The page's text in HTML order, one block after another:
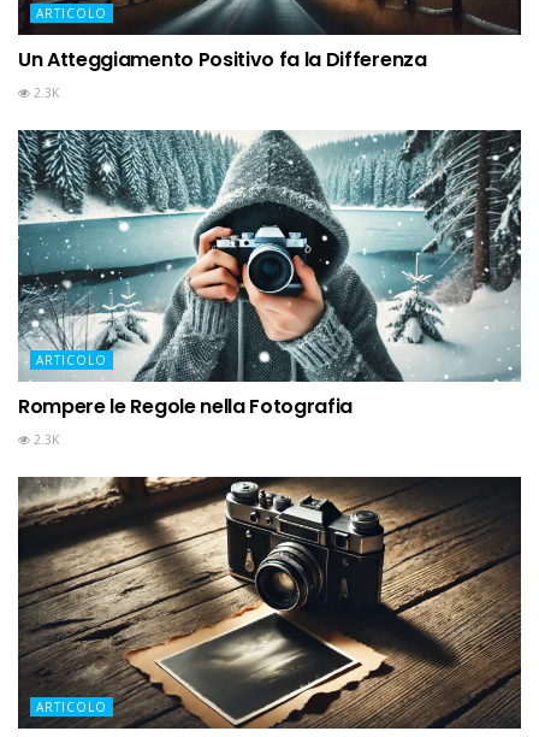
ARTICOLO
Un Atteggiamento Positivo fa la Differenza
2.3K
ARTICOLO
Rompere le Regole nella Fotografia
2.3K
ARTICOLO